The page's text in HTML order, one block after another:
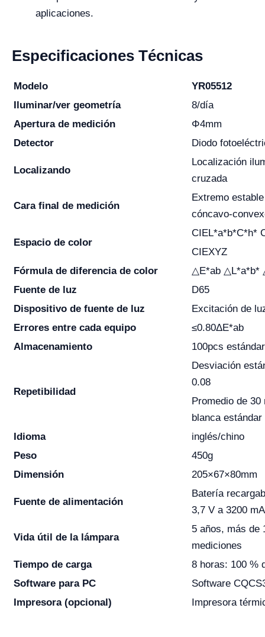
aplicaciones.
Especificaciones Técnicas
Modelo
YR05512
Iluminar/ver geometría
8/día
Apertura de medición
Φ4mm
Detector
Diodo
Localizando
Localización
cruzada
Cara final de medición
Extremo
cóncavo-
Espacio de color
CIEL*a*b*C*h*
CIEXYZ
Fórmula de diferencia de color
△E*ab △L*a*b*
Fuente de luz
D65
Dispositivo de fuente de luz
Excitación de
Errores entre cada equipo
≤0.80ΔE*ab
Almacenamiento
100pcs
Repetibilidad
Desviación
0.08
Promedio de 30
blanca estándar
Idioma
inglés/chino
Peso
450g
Dimensión
205×67×80mm
Fuente de alimentación
Batería
3,7 V a 3200
Vida útil de la lámpara
5 años, más de
mediciones
Tiempo de carga
8 horas: 100 %
Software para PC
Software
Impresora (opcional)
Impresora